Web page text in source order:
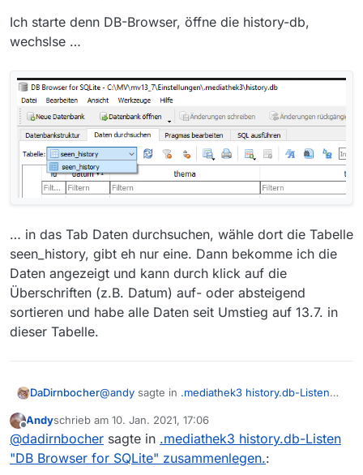
Andy
Ich starte denn DB-Browser, öffne die history-db,
wechslse …
… in das Tab Daten durchsuchen, wähle dort die Tabelle
seen_history, gibt eh nur eine. Dann bekomme ich die
Daten angezeigt und kann durch klick auf die
Überschriften (z.B. Datum) auf- oder absteigend
sortieren und habe alle Daten seit Umstieg auf 13.7. in
dieser Tabelle.
DaDirnbocher@andy sagte in .mediathek3 history.db-Listen
wie kann ich in .mediathek3 die history.db-
Listen/Tabellen nach Datum fortlaufend zu
einer Tabelle zusammenfassen?
Kannst Du genauer beschreiben, was Du
Offline
Andyschrieb am 10. Jan. 2021, 17:06
zuletzt editiert von
@dadirnbocher sagte in .mediathek3 history.db-Listen
"DB Browser for SQLite" zusammenlegen.: